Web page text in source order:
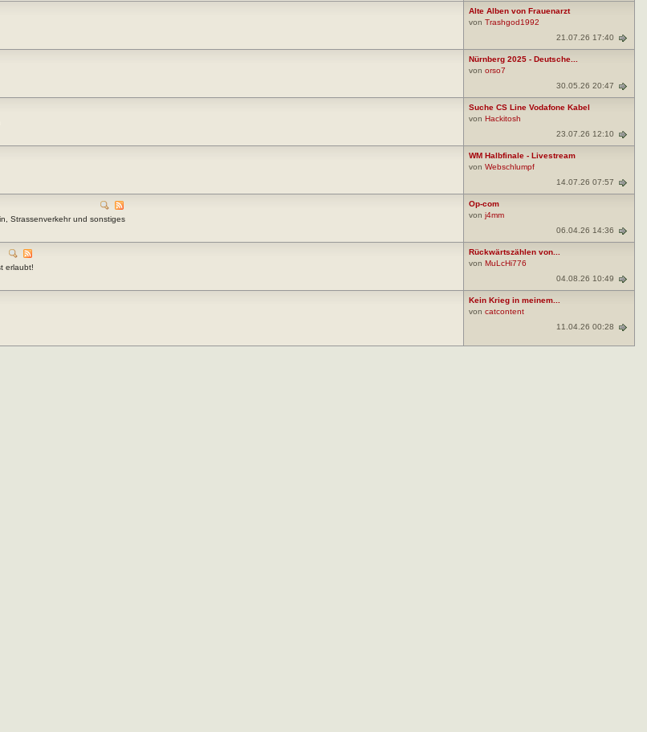
Alte Alben von Frauenarzt
von Trashgod1992
21.07.26 17:40
Nürnberg 2025 - Deutsche...
von orso7
30.05.26 20:47
Suche CS Line Vodafone Kabel
von Hackitosh
23.07.26 12:10
WM Halbfinale - Livestream
von Webschlumpf
14.07.26 07:57
Strassenverkehr und sonstiges
Op-com
von j4mm
06.04.26 14:36
erlaubt!
Rückwärtszählen von...
von MuLcHi776
04.08.26 10:49
Kein Krieg in meinem...
von catcontent
11.04.26 00:28